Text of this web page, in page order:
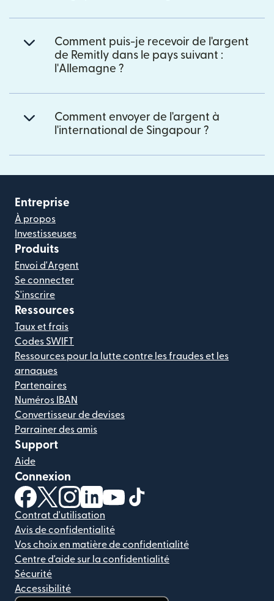
Comment puis-je recevoir de l'argent
de Remitly dans le pays suivant :
l'Allemagne ?
Comment envoyer de l'argent à
l'international de Singapour ?
Entreprise
À propos
Investisseuses
Produits
Envoi d'Argent
Se connecter
S'inscrire
Ressources
Taux et frais
Codes SWIFT
Ressources pour la lutte contre les fraudes et les
arnaques
Partenaires
Numéros IBAN
Convertisseur de devises
Parrainer des amis
Support
Aide
Connexion
(s'ouvre dans une nouvelle fenêtre)
(s'ouvre dans une nouvelle fenêtre)
(s'ouvre dans une nouvelle fenêtre)
(s'ouvre dans une nouvelle fenêtre)
(s'ouvre dans une nouvelle
Contrat d'utilisation
Avis de confidentialité
Vos choix en matière de confidentialité
Centre d'aide sur la confidentialité
Sécurité
Accessibilité